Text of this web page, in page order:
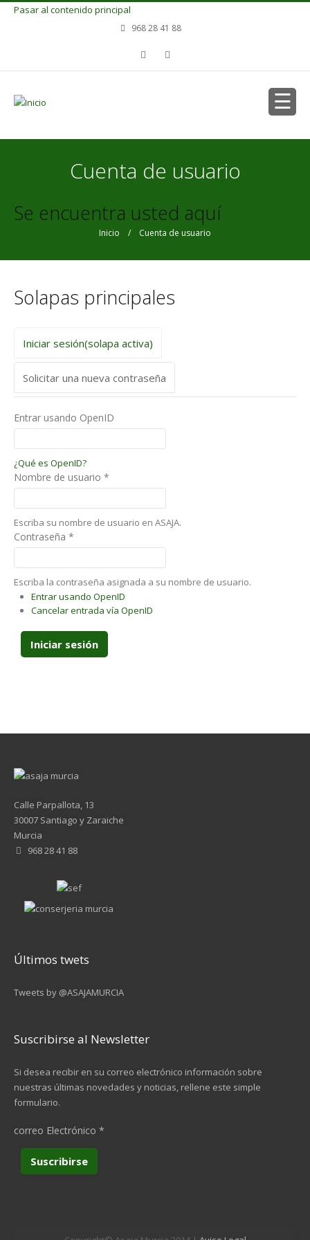
Pasar al contenido principal
968 28 41 88
Cuenta de usuario
Se encuentra usted aquí
Inicio / Cuenta de usuario
Solapas principales
Iniciar sesión(solapa activa)
Solicitar una nueva contraseña
Entrar usando OpenID
¿Qué es OpenID?
Nombre de usuario *
Escriba su nombre de usuario en ASAJA.
Contraseña *
Escriba la contraseña asignada a su nombre de usuario.
Entrar usando OpenID
Cancelar entrada vía OpenID
Calle Parpallota, 13
30007 Santiago y Zaraiche
Murcia
968 28 41 88
Últimos twets
Tweets by @ASAJAMURCIA
Suscribirse al Newsletter
Si desea recibir en su correo electrónico información sobre
nuestras últimas novedades y noticias, rellene este simple
formulario.
correo Electrónico *